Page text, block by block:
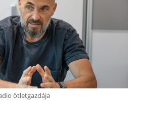
ötletgazdája